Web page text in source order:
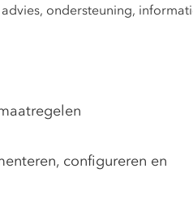
ondersteuning,
configureren en